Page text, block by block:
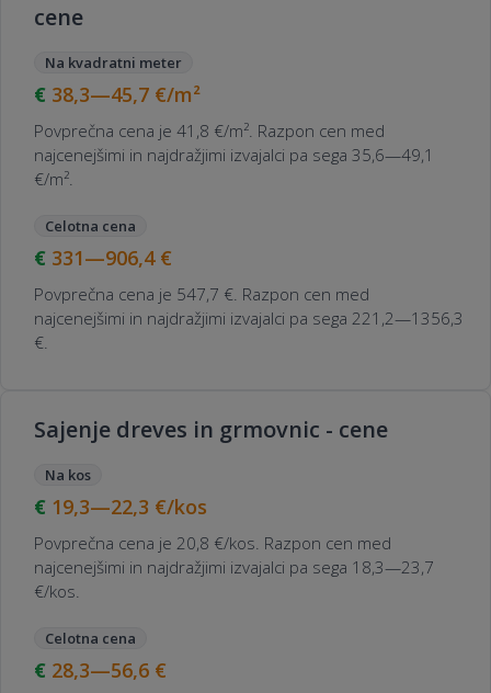
cene
Na kvadratni meter
38,3—45,7 €/m²
Povprečna cena je 41,8 €/m². Razpon cen med
najcenejšimi in najdražjimi izvajalci pa sega 35,6—49,1
€/m².
Celotna cena
331—906,4 €
Povprečna cena je 547,7 €. Razpon cen med
najcenejšimi in najdražjimi izvajalci pa sega 221,2—1356,3
€.
Sajenje dreves in grmovnic - cene
Na kos
19,3—22,3 €/kos
Povprečna cena je 20,8 €/kos. Razpon cen med
najcenejšimi in najdražjimi izvajalci pa sega 18,3—23,7
€/kos.
Celotna cena
28,3—56,6 €